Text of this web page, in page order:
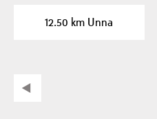
eplemost,…
12.50 km Unna